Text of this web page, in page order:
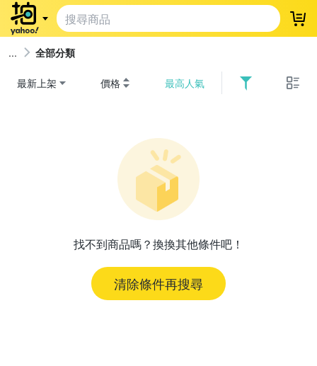
登
全部分類
最新上架 價格 最高人氣
找不到商品嗎？換換其他條件吧！
清除條件再搜尋